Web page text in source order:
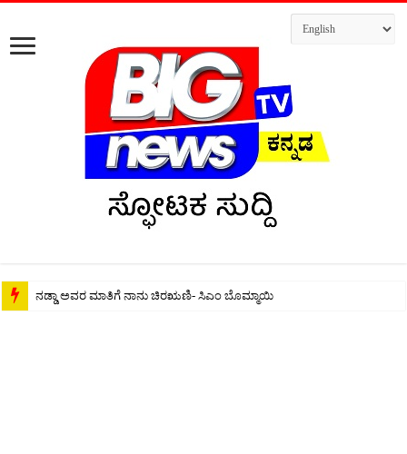
ಕಾಂಗ್ರೆಸ್ ನವರು ಅಧಿಕಾರದ ಮದಲಿನಲ್ಲಿ ನೂರು ವರ್ಷದ ಸಂಸ್ಕೃತಿಯನ್ನು ಗಾಳಿಗೆ